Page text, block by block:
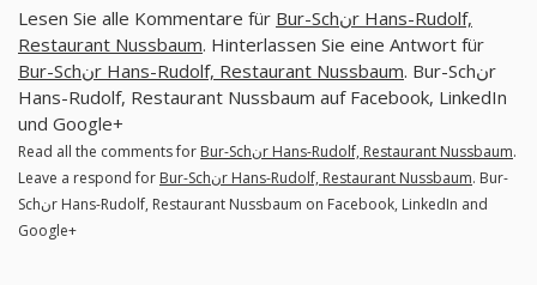
Lesen Sie alle Kommentare für Bur-Schنr Hans-Rudolf,
Restaurant Nussbaum. Hinterlassen Sie eine Antwort für
Bur-Schنr Hans-Rudolf, Restaurant Nussbaum. Bur-Schنr
Hans-Rudolf, Restaurant Nussbaum auf Facebook, LinkedIn
und Google+
Read all the comments for Bur-Schنr Hans-Rudolf, Restaurant Nussbaum.
Leave a respond for
Bur-Schنr Hans-Rudolf, Restaurant Nussbaum. Bur-
Schنr Hans-Rudolf, Restaurant Nussbaum on Facebook, LinkedIn and
Google+